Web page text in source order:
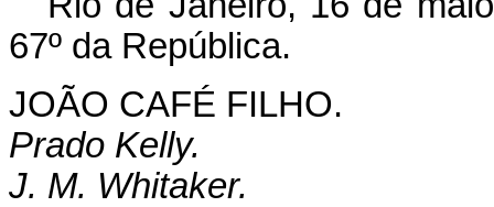
67º da República.
JOÃO CAFÉ FILHO.
Prado Kelly.
J. M. Whitaker.